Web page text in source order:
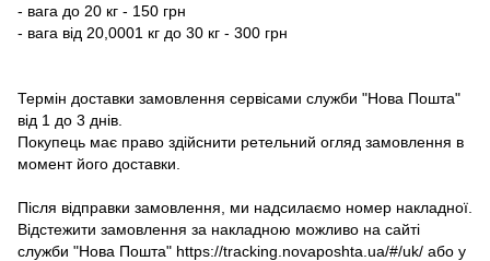
- вага до 20 кг - 150 грн
- вага від 20,0001 кг до 30 кг - 300 грн
Термін доставки замовлення сервісами служби "Нова Пошта"
від 1 до 3 днів.
Покупець має право здійснити ретельний огляд замовлення в
момент його доставки.
Після відправки замовлення, ми надсилаємо номер накладної.
Відстежити замовлення за накладною можливо на сайті
служби "Нова Пошта" https://tracking.novaposhta.ua/#/uk/ або у